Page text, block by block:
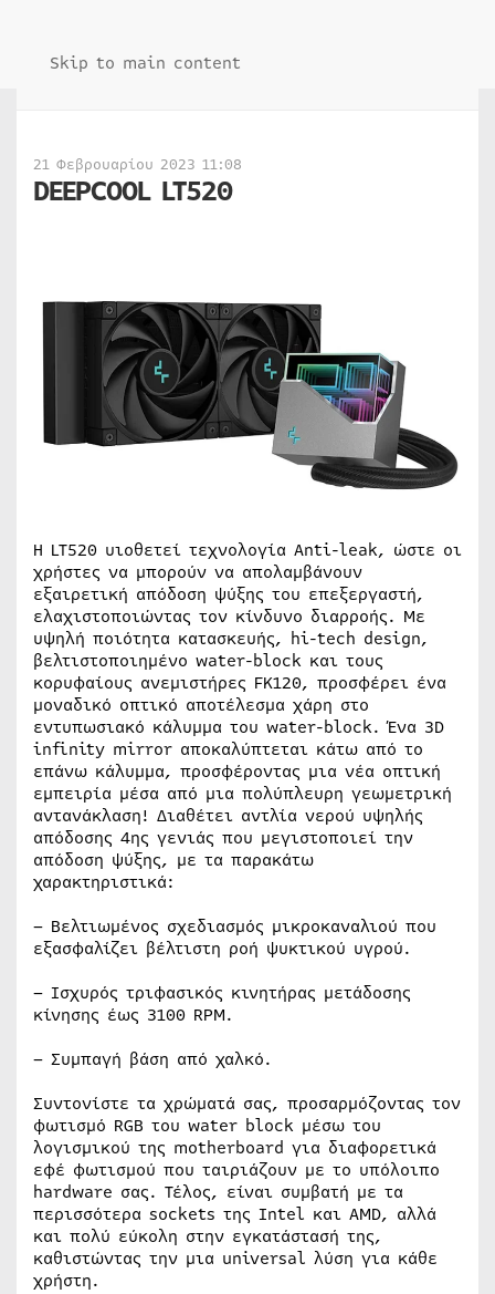
Skip to main content
21 Φεβρουαρίου 2023 11:08
DEEPCOOL LT520
Η LT520 υιοθετεί τεχνολογία Anti-leak, ώστε οι
χρήστες να μπορούν να απολαμβάνουν
εξαιρετική απόδοση ψύξης του επεξεργαστή,
ελαχιστοποιώντας τον κίνδυνο διαρροής. Με
υψηλή ποιότητα κατασκευής, hi-tech design,
βελτιστοποιημένο water-block και τους
κορυφαίους ανεμιστήρες FK120, προσφέρει ένα
μοναδικό οπτικό αποτέλεσμα χάρη στο
εντυπωσιακό κάλυμμα του water-block. Ένα 3D
infinity mirror αποκαλύπτεται κάτω από το
επάνω κάλυμμα, προσφέροντας μια νέα οπτική
εμπειρία μέσα από μια πολύπλευρη γεωμετρική
αντανάκλαση! Διαθέτει αντλία νερού υψηλής
απόδοσης 4ης γενιάς που μεγιστοποιεί την
απόδοση ψύξης, με τα παρακάτω
χαρακτηριστικά:
– Βελτιωμένος σχεδιασμός μικροκαναλιού που
εξασφαλίζει βέλτιστη ροή ψυκτικού υγρού.
– Ισχυρός τριφασικός κινητήρας μετάδοσης
κίνησης έως 3100 RPM.
– Συμπαγή βάση από χαλκό.
Συντονίστε τα χρώματά σας, προσαρμόζοντας τον
φωτισμό RGB του water block μέσω του
λογισμικού της motherboard για διαφορετικά
εφέ φωτισμού που ταιριάζουν με το υπόλοιπο
hardware σας. Τέλος, είναι συμβατή με τα
περισσότερα sockets της Intel και AMD, αλλά
και πολύ εύκολη στην εγκατάστασή της,
καθιστώντας την μια universal λύση για κάθε
χρήστη.